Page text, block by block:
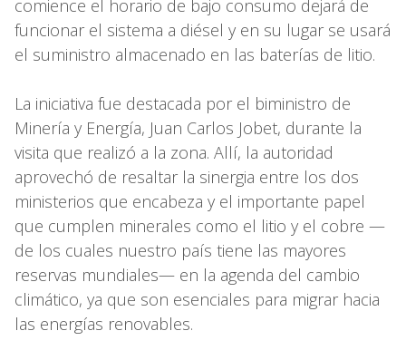
comience el horario de bajo consumo dejará de
funcionar el sistema a diésel y en su lugar se usará
el suministro almacenado en las baterías de litio.
La iniciativa fue destacada por el biministro de
Minería y Energía, Juan Carlos Jobet, durante la
visita que realizó a la zona. Allí, la autoridad
aprovechó de resaltar la sinergia entre los dos
ministerios que encabeza y el importante papel
que cumplen minerales como el litio y el cobre —
de los cuales nuestro país tiene las mayores
reservas mundiales— en la agenda del cambio
climático, ya que son esenciales para migrar hacia
las energías renovables.